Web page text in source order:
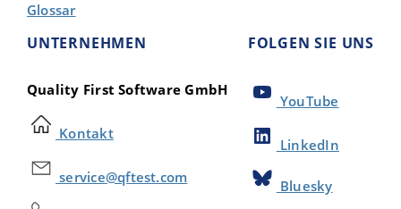
Glossar
UNTERNEHMEN
Quality First Software GmbH
Kontakt
service@qftest.com
FOLGEN SIE UNS
YouTube
LinkedIn
Bluesky